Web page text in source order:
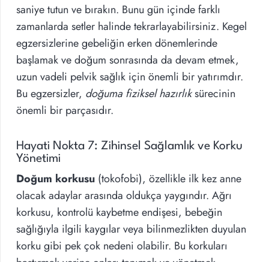
saniye tutun ve bırakın. Bunu gün içinde farklı
zamanlarda setler halinde tekrarlayabilirsiniz. Kegel
egzersizlerine gebeliğin erken dönemlerinde
başlamak ve doğum sonrasında da devam etmek,
uzun vadeli pelvik sağlık için önemli bir yatırımdır.
Bu egzersizler, doğuma fiziksel hazırlıksürecinin
önemli bir parçasıdır.
Hayati Nokta 7: Zihinsel Sağlamlık ve Korku
Yönetimi
Doğum korkusu (tokofobi), özellikle ilk kez anne
olacak adaylar arasında oldukça yaygındır. Ağrı
korkusu, kontrolü kaybetme endişesi, bebeğin
sağlığıyla ilgili kaygılar veya bilinmezlikten duyulan
korku gibi pek çok nedeni olabilir. Bu korkuları